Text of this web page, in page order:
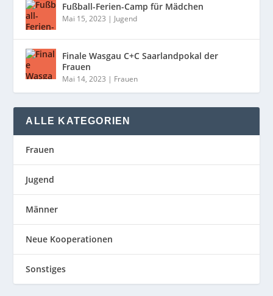
Fußball-Ferien-Camp für Mädchen
Mai 15, 2023 | Jugend
Finale Wasgau C+C Saarlandpokal der
Frauen
Mai 14, 2023 | Frauen
ALLE KATEGORIEN
Frauen
Jugend
Männer
Neue Kooperationen
Sonstiges